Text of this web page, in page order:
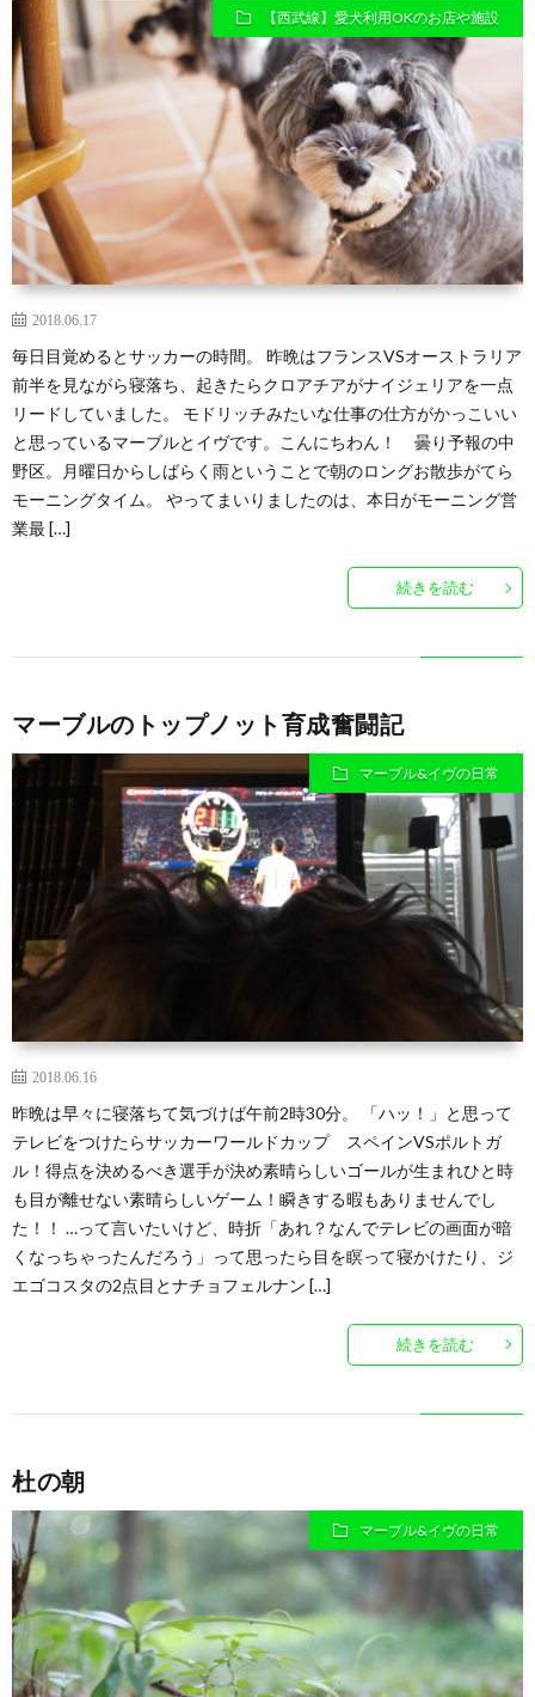
【西武線】愛犬利用OKのお店や施設
2018.06.17
毎日目覚めるとサッカーの時間。 昨晩はフランスVSオーストラリア
前半を見ながら寝落ち、起きたらクロアチアがナイジェリアを一点
リードしていました。 モドリッチみたいな仕事の仕方がかっこいい
と思っているマーブルとイヴです。こんにちわん！ 曇り予報の中
野区。月曜日からしばらく雨ということで朝のロングお散歩がてら
モーニングタイム。 やってまいりましたのは、本日がモーニング営
業最 […]
続きを読む
マーブルのトップノット育成奮闘記
マーブル&イヴの日常
2018.06.16
昨晩は早々に寝落ちて気づけば午前2時30分。 「ハッ！」と思って
テレビをつけたらサッカーワールドカップ スペインVSポルトガ
ル！得点を決めるべき選手が決め素晴らしいゴールが生まれひと時
も目が離せない素晴らしいゲーム！瞬きする暇もありませんでし
た！！ …って言いたいけど、時折「あれ？なんでテレビの画面が暗
くなっちゃったんだろう」って思ったら目を瞑って寝かけたり、ジ
エゴコスタの2点目とナチョフェルナン […]
続きを読む
杜の朝
マーブル&イヴの日常